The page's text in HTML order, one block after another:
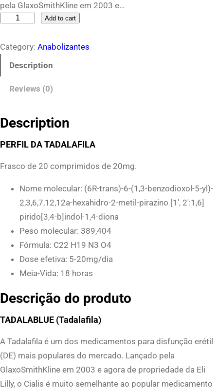
pela GlaxoSmithKline em 2003 e…
d
l
i
a
a
r
a
q
u
a
Add to cart
Category: Anabolizantes
Description
Reviews (0)
Description
PERFIL DA TADALAFILA
Frasco de 20 comprimidos de 20mg.
Nome molecular: (6R-trans)-6-(1,3-benzodioxol-5-yl)-
2,3,6,7,12,12a-hexahidro-2-metil-pirazino [1′, 2′:1,6]
pirido[3,4-b]indol-1,4-diona
Peso molecular: 389,404
Fórmula: C22 H19 N3 O4
Dose efetiva: 5-20mg/dia
Meia-Vida: 18 horas
Descrição do produto
TADALABLUE (Tadalafila)
A Tadalafila é um dos medicamentos para disfunção erétil
(DE) mais populares do mercado. Lançado pela
GlaxoSmithKline em 2003 e agora de propriedade da Eli
Lilly, o Cialis é muito semelhante ao popular medicamento